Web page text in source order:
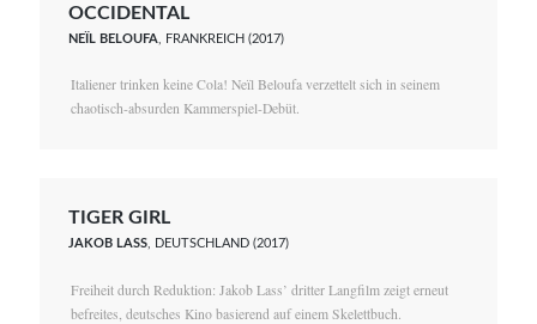
OCCIDENTAL
NEÏL BELOUFA , FRANKREICH (2017)
Italiener trinken keine Cola! Neïl Beloufa verzettelt sich in seinem
chaotisch-absurden Kammerspiel-Debüt.
TIGER GIRL
JAKOB LASS , DEUTSCHLAND (2017)
Freiheit durch Reduktion: Jakob Lass’ dritter Langfilm zeigt erneut
befreites, deutsches Kino basierend auf einem Skelettbuch.